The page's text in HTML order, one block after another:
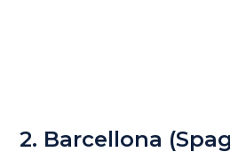
2. Barcellona